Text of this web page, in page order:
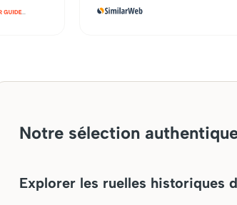
...
Notre sélection
Explorer les ruelles historiques